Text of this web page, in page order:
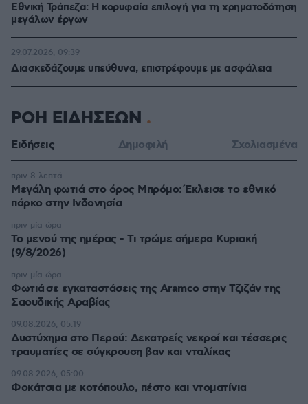
Εθνική Τράπεζα: Η κορυφαία επιλογή για τη χρηματοδότηση
μεγάλων έργων
Διασκεδάζουμε υπεύθυνα, επιστρέφουμε με ασφάλεια
29.07.2026, 09:39
ΡΟΗ ΕΙΔΗΣΕΩΝ
Ειδήσεις Δημοφιλή Σχολιασμένα
Μεγάλη φωτιά στο όρος Μπρόμο: Έκλεισε το εθνικό
πάρκο στην Ινδονησία
πριν 8 λεπτά
Το μενού της ημέρας - Τι τρώμε σήμερα Κυριακή
(9/8/2026)
πριν μία ώρα
Φωτιά σε εγκαταστάσεις της Aramco στην Τζιζάν της
Σαουδικής Αραβίας
πριν μία ώρα
Δυστύχημα στο Περού: Δεκατρείς νεκροί και τέσσερις
τραυματίες σε σύγκρουση βαν και νταλίκας
09.08.2026, 05:19
Φοκάτσια με κοτόπουλο, πέστο και ντοματίνια
09.08.2026, 05:00